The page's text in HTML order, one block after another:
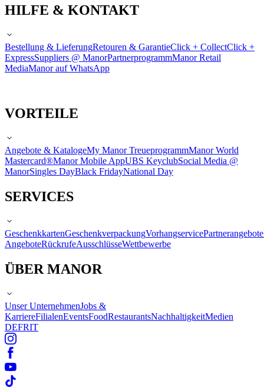
HILFE & KONTAKT
Bestellung & LieferungRetouren & GarantieClick + CollectClick +
ExpressSuppliers @ ManorPartnerprogrammManor Retail
MediaManor auf WhatsApp
VORTEILE
Angebote & KatalogeMy Manor TreueprogrammManor World
Mastercard®Manor Mobile AppUBS KeyclubSocial Media @
ManorSingles DayBlack FridayNational Day
SERVICES
GeschenkkartenGeschenkverpackungVorhangservicePartnerangebote
AngeboteRückrufeAusschlüsseWettbewerbe
ÜBER MANOR
Unser UnternehmenJobs &
KarriereFilialenEventsFoodRestaurantsNachhaltigkeitMedien
DEFRIT